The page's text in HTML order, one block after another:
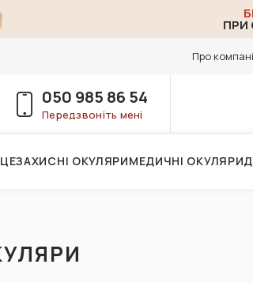
ПРИ
Про
050 985 86 54
Передзвоніть мені
ОКУЛЯРИМЕДИЧНІ ОКУЛЯРИ